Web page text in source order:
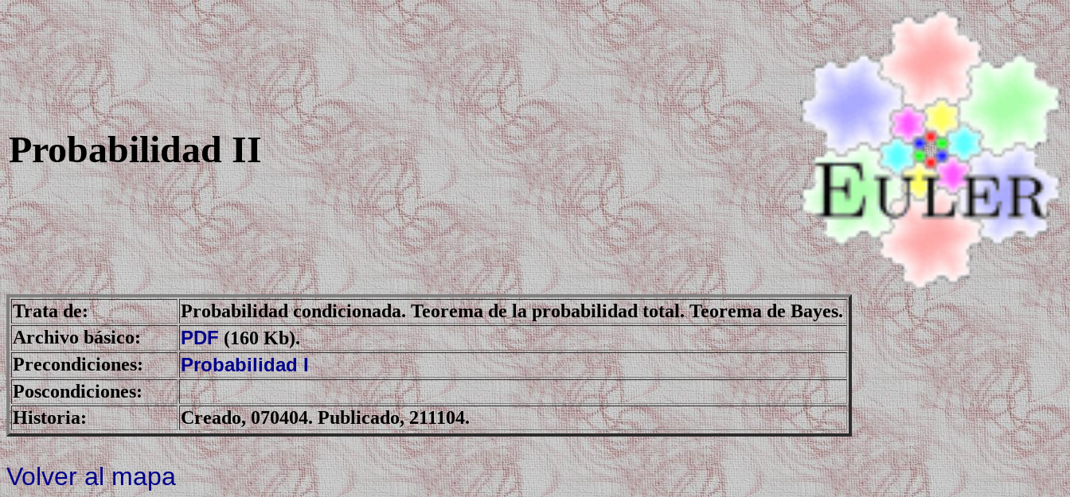
Probabilidad II
Trata de:
Probabilidad condicionada. Teorema de la probabilidad total. Teorema de Bayes.
Archivo básico:
PDF(160 Kb).
Precondiciones:
Probabilidad I
Poscondiciones:
Historia:
Creado, 070404. Publicado, 211104.
Volver al mapa